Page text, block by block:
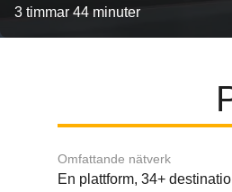
3 timmar 44 minuter
Omfattande nätverk
En plattform, 34+